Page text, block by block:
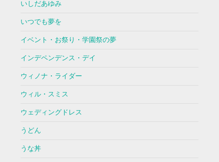
いしだあゆみ
いつでも夢を
イベント・お祭り・学園祭の夢
インデペンデンス・デイ
ウィノナ・ライダー
ウィル・スミス
ウェディングドレス
うどん
うな丼